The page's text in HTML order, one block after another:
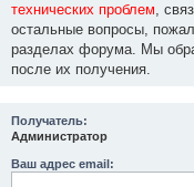
технических проблем,
остальные вопросы,
разделах форума. Мы
после их получения.
Получатель:
Администратор
Ваш адрес email: